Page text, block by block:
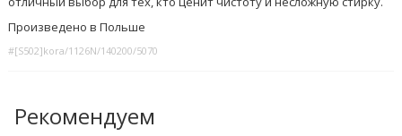
Произведено в Польше
#[S502]kora/1126N/140200/5070
Рекомендуем